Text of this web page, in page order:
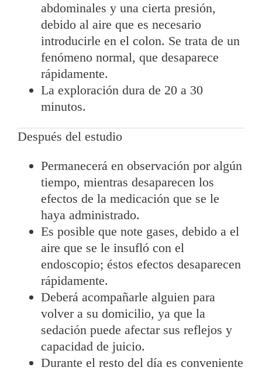
abdominales y una cierta presión,
debido al aire que es necesario
introducirle en el colon. Se trata de un
fenómeno normal, que desaparece
rápidamente.
La exploración dura de 20 a 30
minutos.
Después del estudio
Permanecerá en observación por algún
tiempo, mientras desaparecen los
efectos de la medicación que se le
haya administrado.
Es posible que note gases, debido a el
aire que se le insufló con el
endoscopio; éstos efectos desaparecen
rápidamente.
Deberá acompañarle alguien para
volver a su domicilio, ya que la
sedación puede afectar sus reflejos y
capacidad de juicio.
Durante el resto del día es conveniente